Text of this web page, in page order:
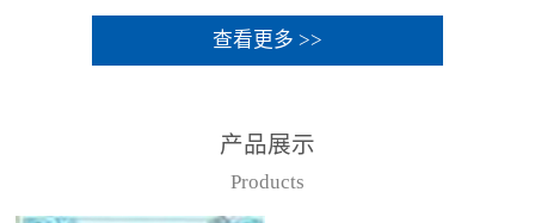
查看更多 >>
产品展示
Products